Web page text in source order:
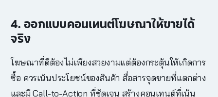
4. ออกแบบคอนเทนต์โฆษณาให้ขายได้
จริง
โฆษณาที่ดีต้องไม่เพียงสวยงามแต่ต้องกระตุ้นให้เกิดการ
ซื้อ ควรเน้นประโยชน์ของสินค้า สื่อสารจุดขายที่แตกต่าง
และมี Call-to-Action ที่ชัดเจน สร้างคอนเทนต์ที่เน้น